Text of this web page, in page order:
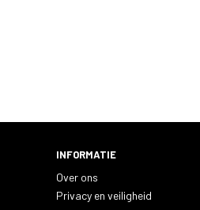
INFORMATIE
Over ons
Privacy en veiligheid